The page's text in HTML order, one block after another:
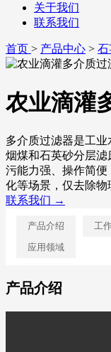
关于我们
联系我们
首页 > 产品中心 > 石
农业滴灌
多介质过滤器是工
烟煤和石英砂分层
污能力强、操作简
化等场景，仅去除
联系我们 →
产品介绍 工
应用领域
产品介绍